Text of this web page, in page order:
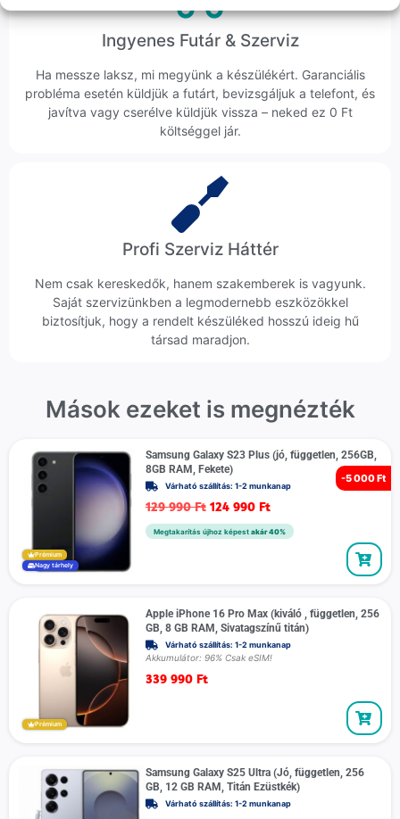
Ingyenes Futár & Szerviz
Ha messze laksz, mi megyünk a készülékért. Garanciális
probléma esetén küldjük a futárt, bevizsgáljuk a telefont, és
javítva vagy cserélve küldjük vissza – neked ez 0 Ft
költséggel jár.
Profi Szerviz Háttér
Nem csak kereskedők, hanem szakemberek is vagyunk.
Saját szervizünkben a legmodernebb eszközökkel
biztosítjuk, hogy a rendelt készüléked hosszú ideig hű
társad maradjon.
Mások ezeket is megnézték
-5 000 Ft
Prémium
Nagy tárhely
Samsung Galaxy S23 Plus (jó, független, 256GB,
8GB RAM, Fekete)
Várható szállítás: 1-2 munkanap
129 990Ft 124 990 Ft
Megtakarítás újhoz képest akár 40%
Prémium
Apple iPhone 16 Pro Max (kiváló , független, 256
GB, 8 GB RAM, Sivatagszínű titán)
Várható szállítás: 1-2 munkanap
Akkumulátor: 96% Csak eSIM!
339 990 Ft
Samsung Galaxy S25 Ultra (Jó, független, 256
GB, 12 GB RAM, Titán Ezüstkék)
Várható szállítás: 1-2 munkanap